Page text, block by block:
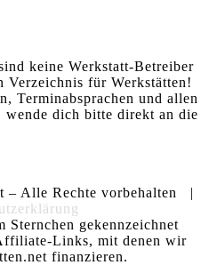
keine Werkstatt-Betreiber
Verzeichnis für Werkstätten!
Terminabsprachen und allen
wende dich bitte direkt an die
– Alle Rechte vorbehalten |
gekennzeichnet
Links, mit denen wir
finanzieren.